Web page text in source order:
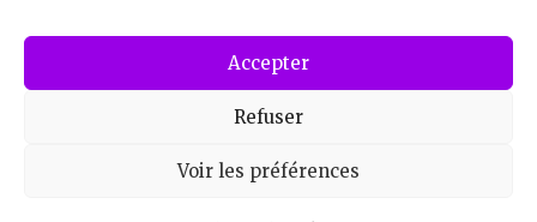
Accepter
Refuser
Voir les préférences
Politique de cookies (UE)